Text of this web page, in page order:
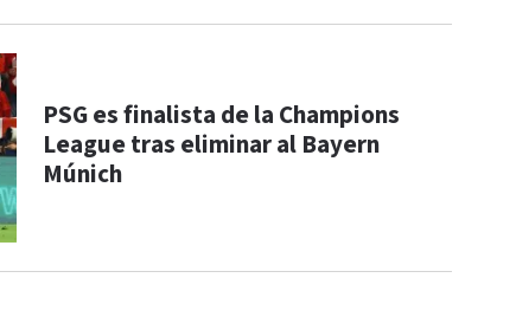
PSG es finalista de la Champions
League tras eliminar al Bayern
Múnich